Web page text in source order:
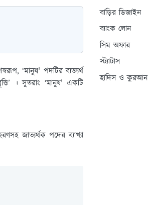
‘মানুষ' পদটির ব্যক্ত্যর্থ
। সুতরাং ‘মানুষ' একটি
জাত্যর্থক পদের ব্যাখ্যা
বাড়ির ডিজাইন
ব্যাংক লোন
সিম অফার
স্ট্যাটাস
হাদিস ও কুরআন